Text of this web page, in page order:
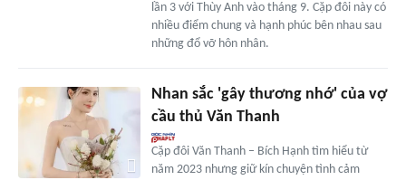
lần 3 với Thùy Anh vào tháng 9. Cặp đôi này có
nhiều điểm chung và hạnh phúc bên nhau sau
những đổ vỡ hôn nhân.
Nhan sắc 'gây thương nhớ' của vợ
cầu thủ Văn Thanh
Cặp đôi Văn Thanh – Bích Hạnh tìm hiểu từ
năm 2023 nhưng giữ kín chuyện tình cảm